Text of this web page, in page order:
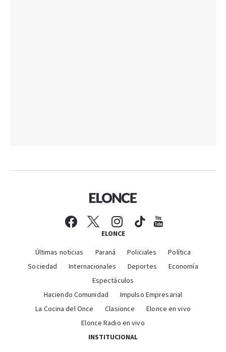
ELONCE
Últimas noticias Paraná Policiales
Política
Sociedad
Internacionales Deportes
Economía
Espectáculos
Haciendo Comunidad
Impulso Empresarial
La Cocina del Once
Clasionce
Elonce en vivo
Elonce Radio en vivo
INSTITUCIONAL